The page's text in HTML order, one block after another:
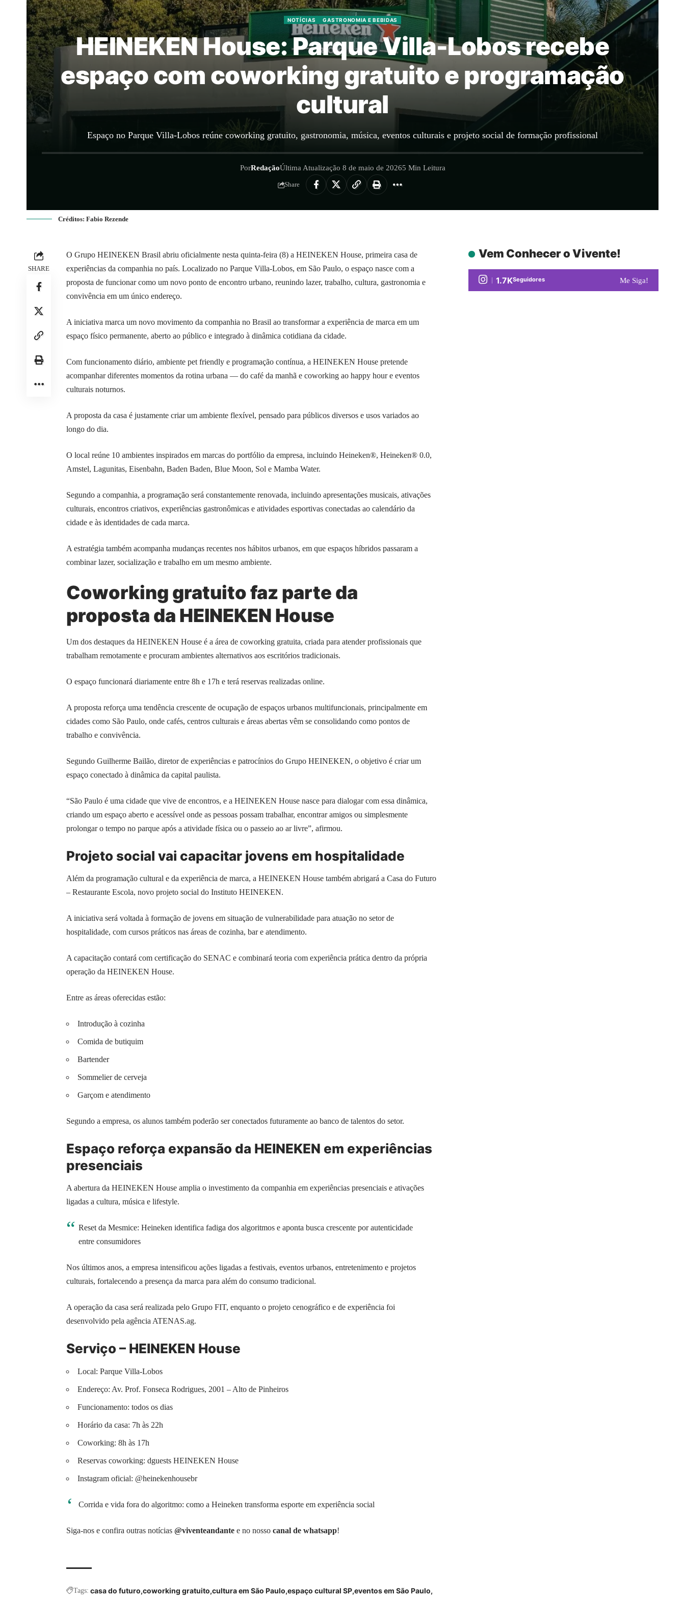
NOTÍCIAS GASTRONOMIA E BEBIDAS
HEINEKEN House: Parque Villa-Lobos recebe
espaço com coworking gratuito e programação
cultural
Espaço no Parque Villa-Lobos reúne coworking gratuito, gastronomia, música, eventos culturais e projeto social de formação profissional
PorRedaçãoÚltima Atualização 8 de maio de 20265 Min Leitura
Share
Créditos: Fabio Rezende
SHARE
O Grupo HEINEKEN Brasil abriu oficialmente nesta quinta-feira (8) a HEINEKEN House, primeira casa de
experiências da companhia no país. Localizado no Parque Villa-Lobos, em São Paulo, o espaço nasce com a
proposta de funcionar como um novo ponto de encontro urbano, reunindo lazer, trabalho, cultura, gastronomia e
convivência em um único endereço.
A iniciativa marca um novo movimento da companhia no Brasil ao transformar a experiência de marca em um
espaço físico permanente, aberto ao público e integrado à dinâmica cotidiana da cidade.
Com funcionamento diário, ambiente pet friendly e programação contínua, a HEINEKEN House pretende
acompanhar diferentes momentos da rotina urbana — do café da manhã e coworking ao happy hour e eventos
culturais noturnos.
A proposta da casa é justamente criar um ambiente flexível, pensado para públicos diversos e usos variados ao
longo do dia.
O local reúne 10 ambientes inspirados em marcas do portfólio da empresa, incluindo Heineken®, Heineken® 0.0,
Amstel, Lagunitas, Eisenbahn, Baden Baden, Blue Moon, Sol e Mamba Water.
Segundo a companhia, a programação será constantemente renovada, incluindo apresentações musicais, ativações
culturais, encontros criativos, experiências gastronômicas e atividades esportivas conectadas ao calendário da
cidade e às identidades de cada marca.
A estratégia também acompanha mudanças recentes nos hábitos urbanos, em que espaços híbridos passaram a
combinar lazer, socialização e trabalho em um mesmo ambiente.
Coworking gratuito faz parte da
proposta da HEINEKEN House
Um dos destaques da HEINEKEN House é a área de coworking gratuita, criada para atender profissionais que
trabalham remotamente e procuram ambientes alternativos aos escritórios tradicionais.
O espaço funcionará diariamente entre 8h e 17h e terá reservas realizadas online.
A proposta reforça uma tendência crescente de ocupação de espaços urbanos multifuncionais, principalmente em
cidades como São Paulo, onde cafés, centros culturais e áreas abertas vêm se consolidando como pontos de
trabalho e convivência.
Segundo Guilherme Bailão, diretor de experiências e patrocínios do Grupo HEINEKEN, o objetivo é criar um
espaço conectado à dinâmica da capital paulista.
“São Paulo é uma cidade que vive de encontros, e a HEINEKEN House nasce para dialogar com essa dinâmica,
criando um espaço aberto e acessível onde as pessoas possam trabalhar, encontrar amigos ou simplesmente
prolongar o tempo no parque após a atividade física ou o passeio ao ar livre”, afirmou.
Projeto social vai capacitar jovens em hospitalidade
Além da programação cultural e da experiência de marca, a HEINEKEN House também abrigará a Casa do Futuro
– Restaurante Escola, novo projeto social do Instituto HEINEKEN.
A iniciativa será voltada à formação de jovens em situação de vulnerabilidade para atuação no setor de
hospitalidade, com cursos práticos nas áreas de cozinha, bar e atendimento.
A capacitação contará com certificação do SENAC e combinará teoria com experiência prática dentro da própria
operação da HEINEKEN House.
Entre as áreas oferecidas estão:
Introdução à cozinha
Comida de butiquim
Bartender
Sommelier de cerveja
Garçom e atendimento
Segundo a empresa, os alunos também poderão ser conectados futuramente ao banco de talentos do setor.
Espaço reforça expansão da HEINEKEN em experiências
presenciais
A abertura da HEINEKEN House amplia o investimento da companhia em experiências presenciais e ativações
ligadas a cultura, música e lifestyle.
Reset da Mesmice: Heineken identifica fadiga dos algoritmos e aponta busca crescente por autenticidade
entre consumidores
Nos últimos anos, a empresa intensificou ações ligadas a festivais, eventos urbanos, entretenimento e projetos
culturais, fortalecendo a presença da marca para além do consumo tradicional.
A operação da casa será realizada pelo Grupo FIT, enquanto o projeto cenográfico e de experiência foi
desenvolvido pela agência ATENAS.ag.
Serviço – HEINEKEN House
Local: Parque Villa-Lobos
Endereço: Av. Prof. Fonseca Rodrigues, 2001 – Alto de Pinheiros
Funcionamento: todos os dias
Horário da casa: 7h às 22h
Coworking: 8h às 17h
Reservas coworking: dguests HEINEKEN House
Instagram oficial: @heinekenhousebr
Corrida e vida fora do algoritmo: como a Heineken transforma esporte em experiência social
Siga-nos e confira outras notícias @viventeandante e no nosso canal de whatsapp!
Tags: casa do futuro coworking gratuito cultura em São Paulo espaço cultural SP eventos em São Paulo
Vem Conhecer o Vivente!
1.7KSeguidores Me Siga!